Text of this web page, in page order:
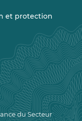
et protection
du Secteur